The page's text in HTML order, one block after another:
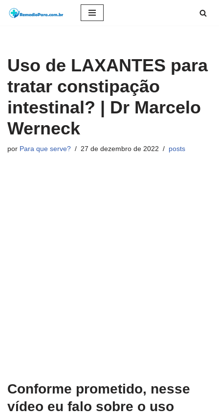
conteúdo
Uso de LAXANTES para
tratar constipação
intestinal? | Dr Marcelo
Werneck
por Para que serve? 27 de dezembro de 2022 posts
Conforme prometido, nesse
vídeo eu falo sobre o uso